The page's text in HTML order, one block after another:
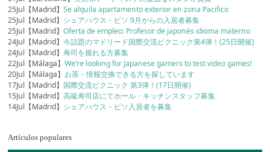
25Jul【Madrid】Se alquila apartamento exterior en zona Pacifico
25Jul【Madrid】 シェアハウス・ピソ 9月からの入居者募集
25Jul【Madrid】Oferta de empleo: Profesor de japonés idioma materno
24Jul【Madrid】今話題のマドリード国際交流ピクニック第4弾！(25日開催)
24Jul【Madrid】寿司を握れる方募集
22Jul【Málaga】We’re looking for Japanese gamers to test video games!
20Jul【Málaga】 お茶・情報交換できる方を探しています
17Jul【Madrid】 国際交流ピクニック 第3弾！(17日開催)
15Jul【Madrid】高級寿司店にてホール・キッチンスタッフ募集
14Jul【Madrid】 シェアハウス・ピソ入居者を募集
Artículos populares